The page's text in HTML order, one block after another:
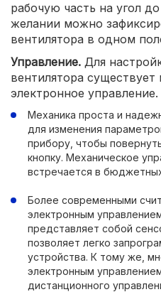
рабочую часть на угол
желании можно
вентилятора в одном
Управление. Для
вентилятора существует
электронное управление.
Механика проста и
для изменения
прибору, чтобы
кнопку. Механическое
встречается в
Более современными
электронным
представляет собой
позволяет легко
устройства. К тому же,
электронным
дистанционного